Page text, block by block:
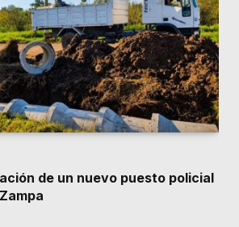
de un nuevo puesto policial